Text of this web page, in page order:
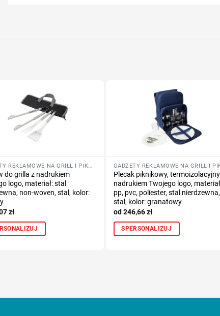
do grilla z nadrukiem
logo, materiał: stal
non-woven, stal, kolor:
zł
Plecak piknikowy,
nadrukiem Twojego logo,
pp, pvc, poliester, stal nierdzewna,
stal, kolor: granatowy
246,66zł
SPERSONALIZUJ